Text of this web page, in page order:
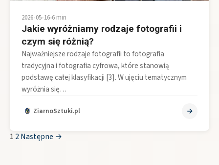
2026-05-16•6 min
Jakie wyróżniamy rodzaje fotografii i
czym się różnią?
Najważniejsze rodzaje fotografii to fotografia
tradycyjna i fotografia cyfrowa, które stanowią
podstawę całej klasyfikacji [3]. W ujęciu tematycznym
wyróżnia się…
ZiarnoSztuki.pl
1 2Następne →